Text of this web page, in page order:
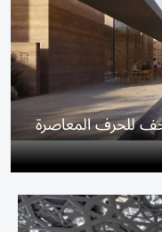
للحرف المعاصرة